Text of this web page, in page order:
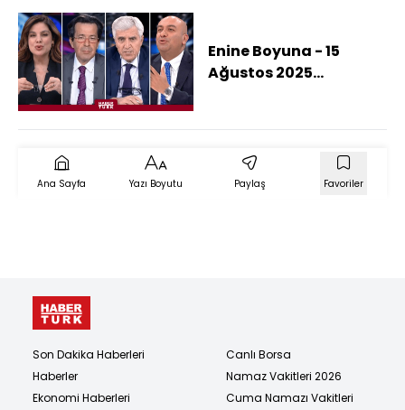
Enine Boyuna - 15
Ağustos 2025
Barış Çıkar Mı?)
Ana Sayfa Yazı Boyutu Paylaş Favoriler
Son Dakika Haberleri
Haberler
Ekonomi Haberleri
Canlı Borsa
Namaz Vakitleri 2026
Cuma Namazı Vakitleri